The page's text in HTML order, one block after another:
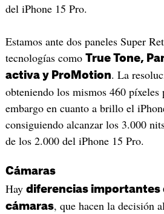
del iPhone 15 Pro.
Estamos ante dos paneles Super
tecnologías como True Tone,
activa y ProMotion. La
obteniendo los mismos 460 píxeles
embargo en cuanto a brillo el
consiguiendo alcanzar los 3.000
de los 2.000 del iPhone 15 Pro.
Cámaras
Hay diferencias importantes
cámaras, que hacen la decisión